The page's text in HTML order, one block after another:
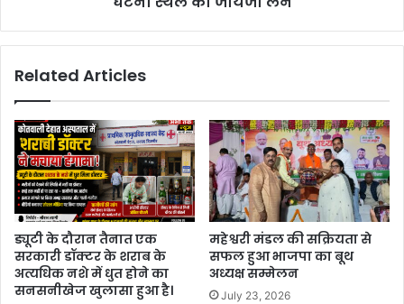
Related Articles
ड्यूटी के दौरान तैनात एक
सरकारी डॉक्टर के शराब के
अत्यधिक नशे में धुत होने का
सनसनीखेज खुलासा हुआ है।
महेश्वरी मंडल की सक्रियता से
सफल हुआ भाजपा का बूथ
अध्यक्ष सम्मेलन
July 23, 2026